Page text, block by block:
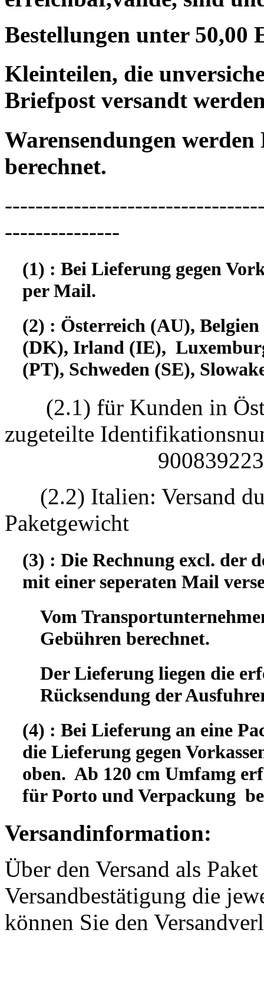
Bestellungen unter 50,00
Kleinteilen, die
Briefpost versandt
Warensendungen
berechnet.
---------------
(1) : Bei Lieferung gegen
per Mail.
(2) : Österreich (AU),
(DK), Irland (IE),
(PT), Schweden (SE),
(2.1) für Kunden in
zugeteilte
(2.2) Italien: Versand
Paketgewicht
(3) : Die Rechnung excl. der
mit einer seperaten Mail
Vom
Gebühren berechnet.
Der Lieferung liegen die
Rücksendung der
(4) : Bei Lieferung an eine
die Lieferung gegen
oben. Ab 120 cm Umfamg
für Porto und Verpackung
Versandinformation:
Über den Versand als
Versandbestätigung die
können Sie den